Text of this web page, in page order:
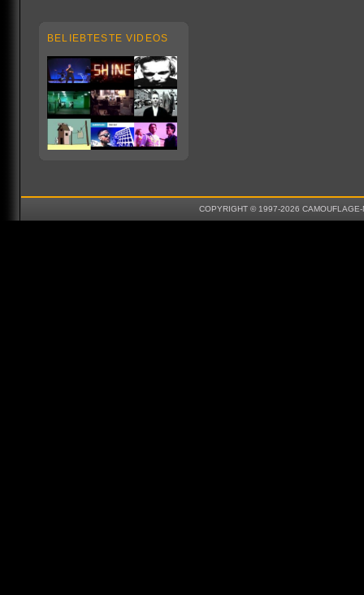
BELIEBTESTE VIDEOS
COPYRIGHT © 1997-2026 CAMOUFLAGE-